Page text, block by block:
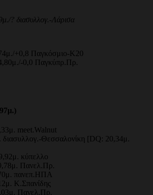
? διασυλλογ.-Λάρισα
+0,8 Παγκόσμιο-Κ20
0,0 Παγκύπρ.Πρ.
meet.Walnut
Θεσσαλονίκη [DQ: 20,34μ.
κύπελλο
Πανελ.Πρ.
πανεπ.ΗΠΑ
Κ.Σπανίδης
Πανελ.Πρ.